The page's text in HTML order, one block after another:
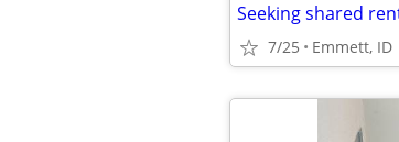
Seeking shared
7/25 Emmett, ID